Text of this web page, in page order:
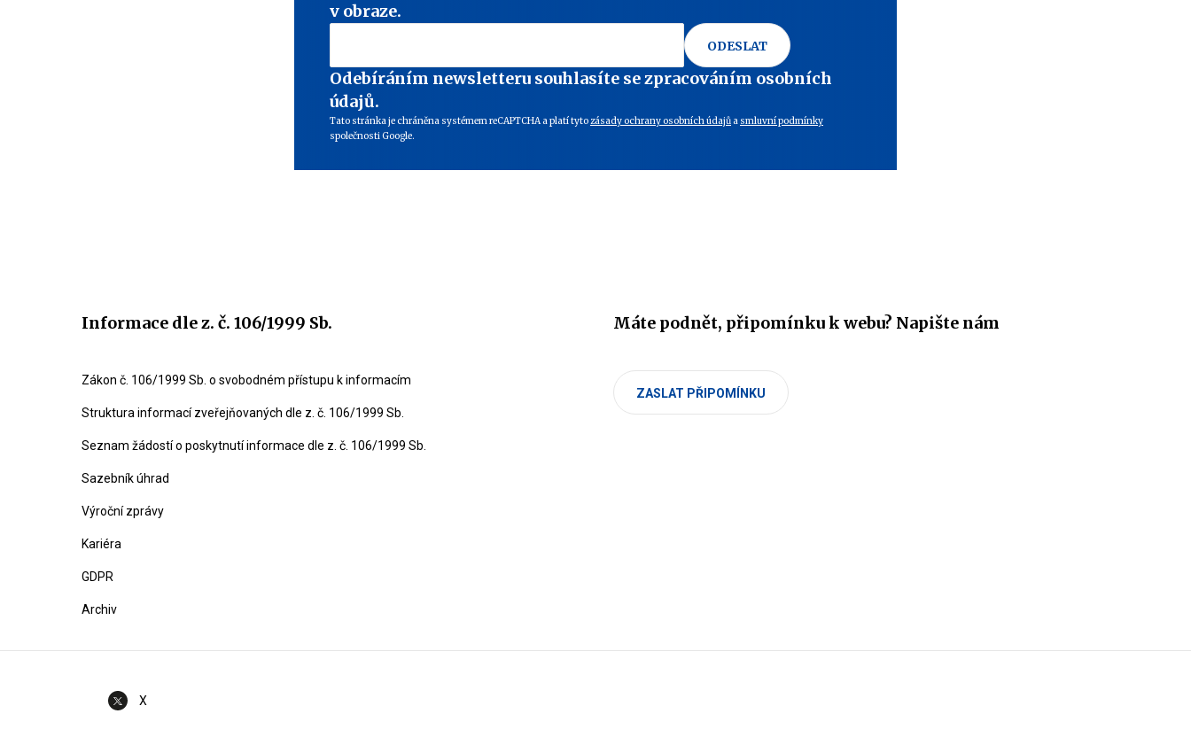
v obraze.
ODESLAT
Odebíráním newsletteru souhlasíte se zpracováním osobních
údajů.
Tato stránka je chráněna systémem reCAPTCHA a platí tytozásady ochrany osobních údajůa smluvní podmínky
společnosti Google.
Informace dle z. č. 106/1999 Sb.
Zákon č. 106/1999 Sb. o svobodném přístupu k informacím
Struktura informací zveřejňovaných dle z. č. 106/1999 Sb.
Seznam žádostí o poskytnutí informace dle z. č. 106/1999 Sb.
Sazebník úhrad
Výroční zprávy
Kariéra
GDPR
Archiv
Máte podnět, připomínku k webu? Napište nám
ZASLAT PŘIPOMÍNKU
X